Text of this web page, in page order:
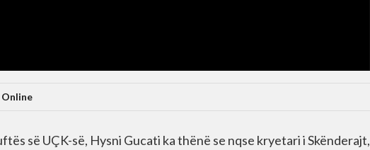
Online
së UÇK-së, Hysni Gucati ka thënë se nqse kryetari i Skënderajt,